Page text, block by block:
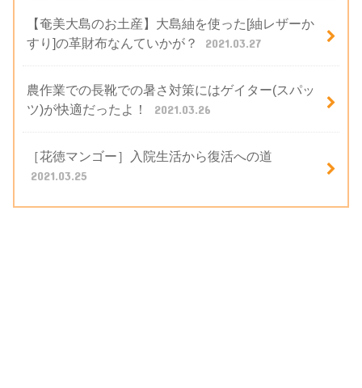
【奄美大島のお土産】大島紬を使った[紬レザーか
すり]の革財布なんていかが？
2021.03.27
農作業での長靴での暑さ対策にはゲイター(スパッ
ツ)が快適だったよ！
2021.03.26
［花徳マンゴー］入院生活から復活への道
2021.03.25